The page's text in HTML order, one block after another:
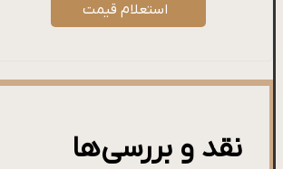
استعلام قیمت
نقد و بررسی‌ها